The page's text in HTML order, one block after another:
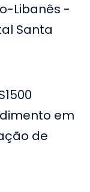
Libanês -
Santa
em
de